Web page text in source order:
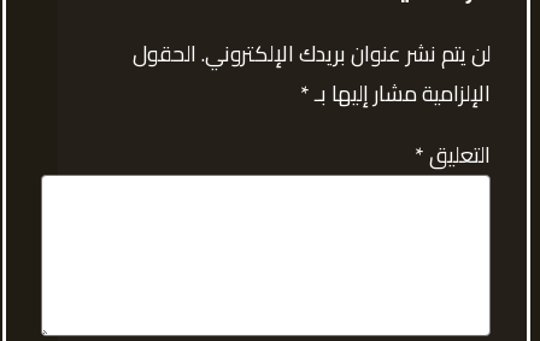
لن يتم نشر عنوان بريدك الإلكتروني.الحقول
الإلزامية مشار إليها بـ*
التعليق*